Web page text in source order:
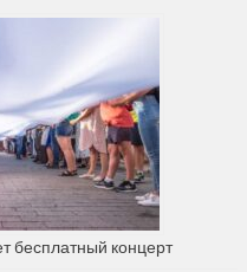
бесплатный концерт